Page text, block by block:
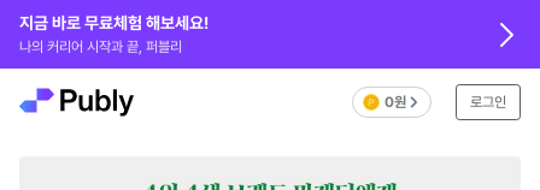
0원 로그인
지금 바로 무료체험 해보세요!
나의 커리어 시작과 끝, 퍼블리